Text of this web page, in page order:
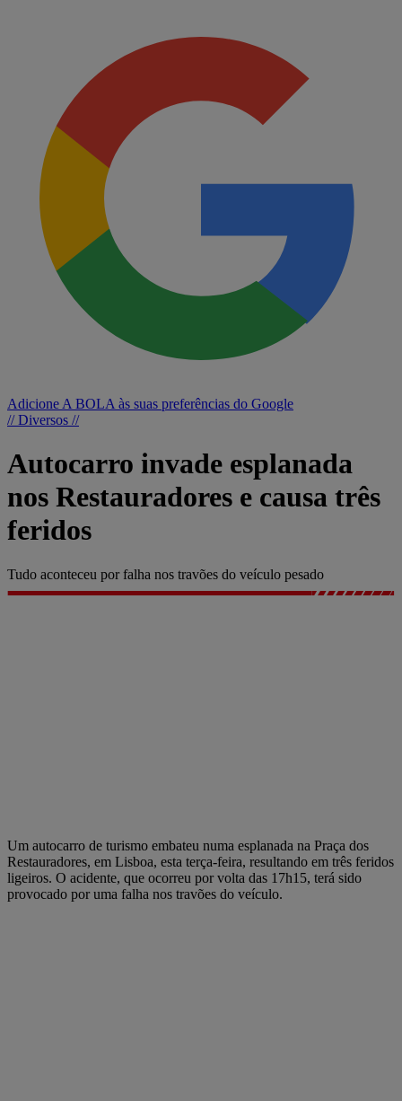
Adicione A BOLA às suas preferências do Google
// Diversos //
Autocarro invade esplanada
nos Restauradores e causa três
feridos
Tudo aconteceu por falha nos travões do veículo pesado
Um autocarro de turismo embateu numa esplanada na Praça dos
Restauradores, em Lisboa, esta terça-feira, resultando em três feridos
ligeiros. O acidente, que ocorreu por volta das 17h15, terá sido
provocado por uma falha nos travões do veículo.